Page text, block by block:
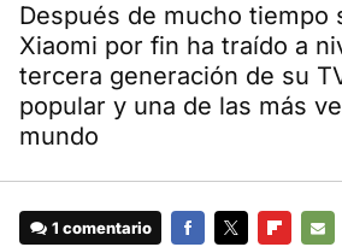
Después de mucho tiempo
Xiaomi por fin ha traído a
tercera generación de su
popular y una de las más
mundo
1 comentario